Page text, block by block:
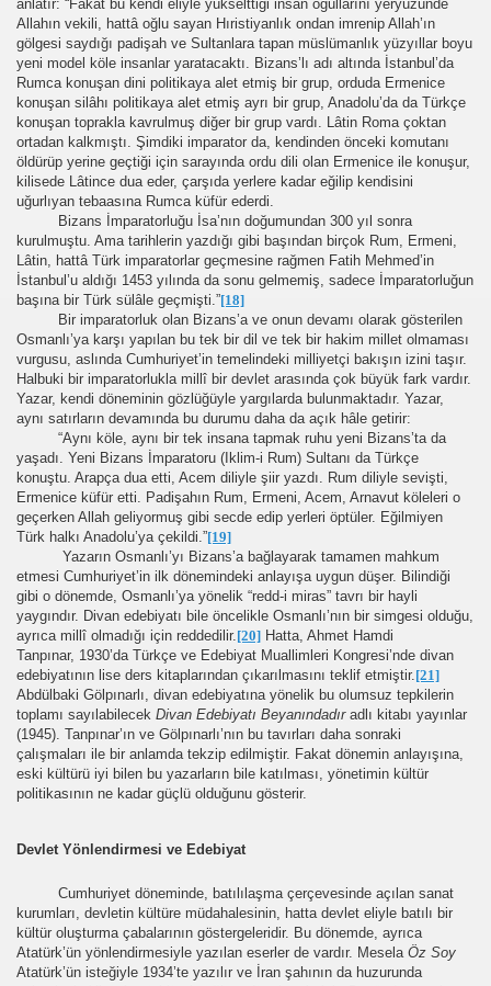
anlatır: “Fakat bu kendi eliyle yükselttiği insan oğullarını yeryüzünde
Allahın vekili, hattâ oğlu sayan Hıristiyanlık ondan imrenip Allah’ın
gölgesi saydığı padişah ve Sultanlara tapan müslümanlık yüzyıllar boyu
yeni model köle insanlar yaratacaktı. Bizans’lı adı altında İstanbul’da
Rumca konuşan dini politikaya alet etmiş bir grup, orduda Ermenice
konuşan silâhı politikaya alet etmiş ayrı bir grup, Anadolu’da da Türkçe
konuşan toprakla kavrulmuş diğer bir grup vardı. Lâtin Roma çoktan
ortadan kalkmıştı. Şimdiki imparator da, kendinden önceki komutanı
öldürüp yerine geçtiği için sarayında ordu dili olan Ermenice ile konuşur,
kilisede Lâtince dua eder, çarşıda yerlere kadar eğilip kendisini
uğurlıyan tebaasına Rumca küfür ederdi.
Bizans İmparatorluğu İsa’nın doğumundan 300 yıl sonra
kurulmuştu. Ama tarihlerin yazdığı gibi başından birçok Rum, Ermeni,
Lâtin, hattâ Türk imparatorlar geçmesine rağmen Fatih Mehmed’in
İstanbul’u aldığı 1453 yılında da sonu gelmemiş, sadece İmparatorluğun
başına bir Türk sülâle geçmişti.”[18]
Bir imparatorluk olan Bizans’a ve onun devamı olarak gösterilen
Osmanlı’ya karşı yapılan bu tek bir dil ve tek bir hakim millet olmaması
vurgusu, aslında Cumhuriyet’in temelindeki milliyetçi bakışın izini taşır.
Halbuki bir imparatorlukla millî bir devlet arasında çok büyük fark vardır.
Yazar, kendi döneminin gözlüğüyle yargılarda bulunmaktadır. Yazar,
aynı satırların devamında bu durumu daha da açık hâle getirir:
“Aynı köle, aynı bir tek insana tapmak ruhu yeni Bizans’ta da
yaşadı. Yeni Bizans İmparatoru (Iklim-i Rum) Sultanı da Türkçe
konuştu. Arapça dua etti, Acem diliyle şiir yazdı. Rum diliyle sevişti,
Ermenice küfür etti. Padişahın Rum, Ermeni, Acem, Arnavut köleleri o
geçerken Allah geliyormuş gibi secde edip yerleri öptüler. Eğilmiyen
Türk halkı Anadolu’ya çekildi.”[19]
Yazarın Osmanlı’yı Bizans’a bağlayarak tamamen mahkum
etmesi Cumhuriyet’in ilk dönemindeki anlayışa uygun düşer. Bilindiği
gibi o dönemde, Osmanlı’ya yönelik “redd-i miras” tavrı bir hayli
yaygındır. Divan edebiyatı bile öncelikle Osmanlı’nın bir simgesi olduğu,
ayrıca millî olmadığı için reddedilir.[20] Hatta, Ahmet Hamdi
Tanpınar, 1930’da Türkçe ve Edebiyat Muallimleri Kongresi’nde divan
edebiyatının lise ders kitaplarından çıkarılmasını teklif etmiştir.[21]
Abdülbaki Gölpınarlı, divan edebiyatına yönelik bu olumsuz tepkilerin
toplamı sayılabilecek Divan Edebiyatı Beyanındadıradlı kitabı yayınlar
(1945). Tanpınar’ın ve Gölpınarlı’nın bu tavırları daha sonraki
çalışmaları ile bir anlamda tekzip edilmiştir. Fakat dönemin anlayışına,
eski kültürü iyi bilen bu yazarların bile katılması, yönetimin kültür
politikasının ne kadar güçlü olduğunu gösterir.
Devlet Yönlendirmesi ve Edebiyat
Cumhuriyet döneminde, batılılaşma çerçevesinde açılan sanat
kurumları, devletin kültüre müdahalesinin, hatta devlet eliyle batılı bir
kültür oluşturma çabalarının göstergeleridir. Bu dönemde, ayrıca
Atatürk’ün yönlendirmesiyle yazılan eserler de vardır. Mesela Öz Soy
Atatürk’ün isteğiyle 1934’te yazılır ve İran şahının da huzurunda